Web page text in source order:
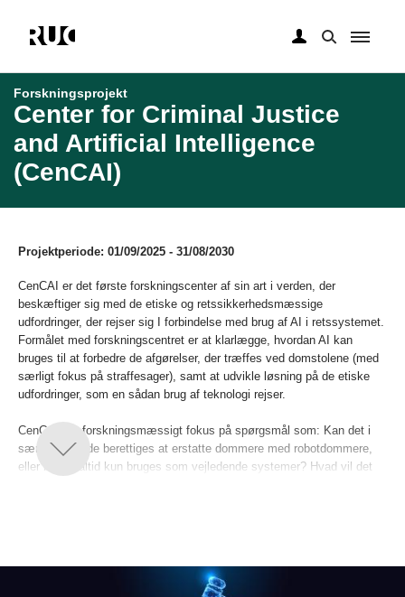
hovedindhold
Forskningsprojekt
Center for Criminal Justice
and Artificial Intelligence
(CenCAI)
Projektperiode: 01/09/2025 - 31/08/2030
CenCAI er det første forskningscenter af sin art i verden, der
beskæftiger sig med de etiske og retssikkerhedsmæssige
udfordringer, der rejser sig I forbindelse med brug af AI i retssystemet.
Formålet med forskningscentret er at klarlægge, hvordan AI kan
bruges til at forbedre de afgørelser, der træffes ved domstolene (med
særligt fokus på straffesager), samt at udvikle løsning på de etiske
udfordringer, som en sådan brug af teknologi rejser.
CenCAI har forskningsmæssigt fokus på spørgsmål som: Kan det i
særlige tilfælde berettiges at erstatte dommere med robotdommere,
eller bør AI altid kun bruges som vejledende systemer? Hvad vil det